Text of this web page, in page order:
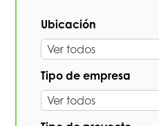
Ubicación
Ver todos
U
i
c
a
Tipo de empresa
Ver todos